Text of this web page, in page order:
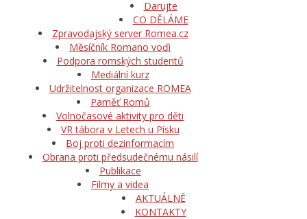
Darujte
CO DĚLÁME
Zpravodajský server Romea.cz
Měsíčník Romano voďi
Podpora romských studentů
Mediální kurz
Udržitelnost organizace ROMEA
Paměť Romů
Volnočasové aktivity pro děti
VR tábora v Letech u Písku
Boj proti dezinformacím
Obrana proti předsudečnému násilí
Publikace
Filmy a videa
AKTUÁLNĚ
KONTAKTY